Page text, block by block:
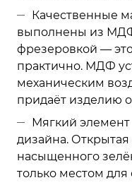
Качественные
выполнены из
фрезеровкой —
практично. МДФ
механическим
придаёт изделию
Мягкий
дизайна.
насыщенного
только местом